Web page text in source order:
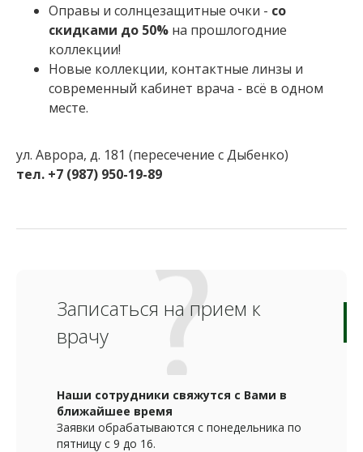
Оправы и солнцезащитные очки - со
скидками до 50% на прошлогодние
коллекции!
Новые коллекции, контактные линзы и
современный кабинет врача - всё в одном
месте.
ул. Аврора, д. 181 (пересечение с Дыбенко)
тел. +7 (987) 950-19-89
Записаться на прием к
врачу
Наши сотрудники свяжутся с Вами в
ближайшее время
Заявки обрабатываются с понедельника по
пятницу с 9 до 16.